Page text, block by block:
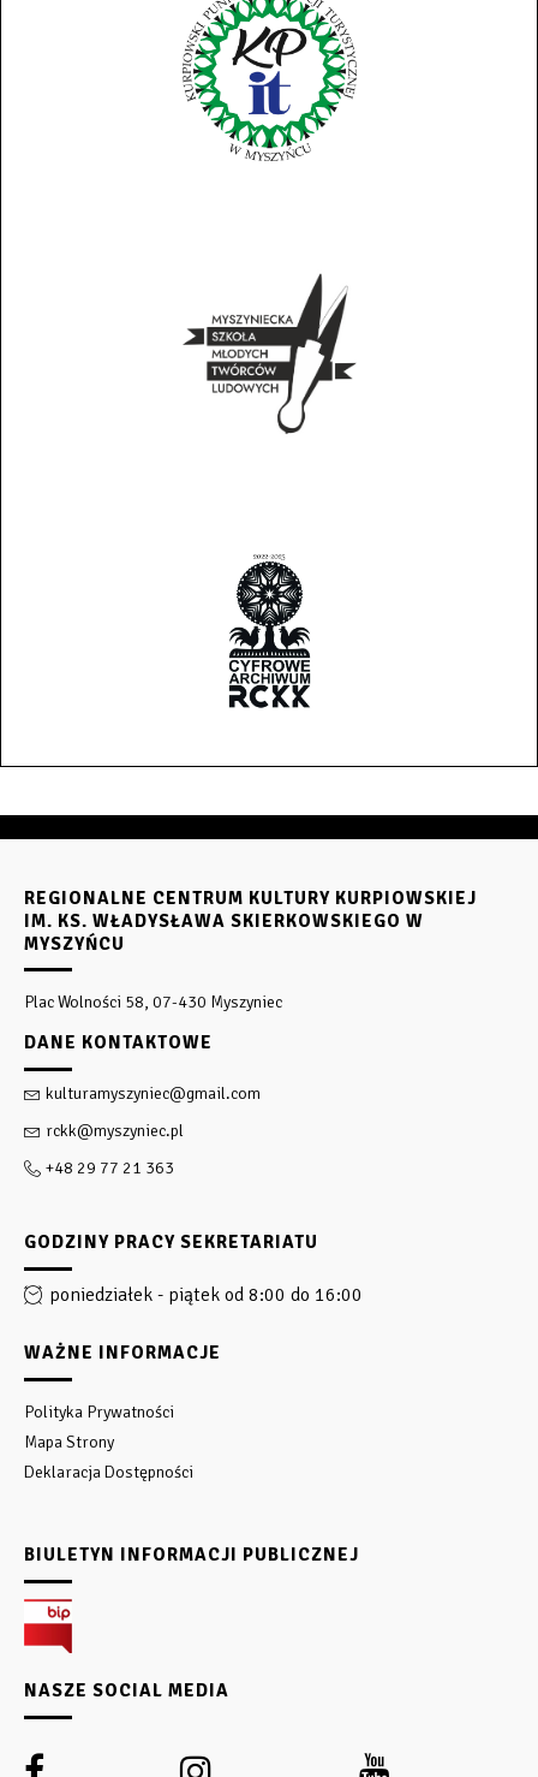
REGIONALNE CENTRUM KULTURY KURPIOWSKIEJ
IM. KS. WŁADYSŁAWA SKIERKOWSKIEGO W
MYSZYŃCU
Plac Wolności 58, 07-430 Myszyniec
DANE KONTAKTOWE
kulturamyszyniec@gmail.com
rckk@myszyniec.pl
+48 29 77 21 363
GODZINY PRACY SEKRETARIATU
poniedziałek - piątek od 8:00 do 16:00
WAŻNE INFORMACJE
Polityka Prywatności
Mapa Strony
Deklaracja Dostępności
BIULETYN INFORMACJI PUBLICZNEJ
NASZE SOCIAL MEDIA